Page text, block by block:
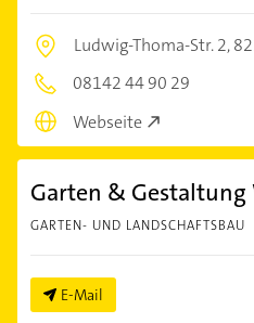
Ludwig-Thoma-Str. 2,
08142 44 90 29
Webseite
Garten & Gestaltung
GARTEN- UND LANDSCHAFTSBAU
E-Mail